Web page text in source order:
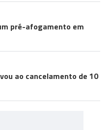
pré-afogamento em
ao cancelamento de 10